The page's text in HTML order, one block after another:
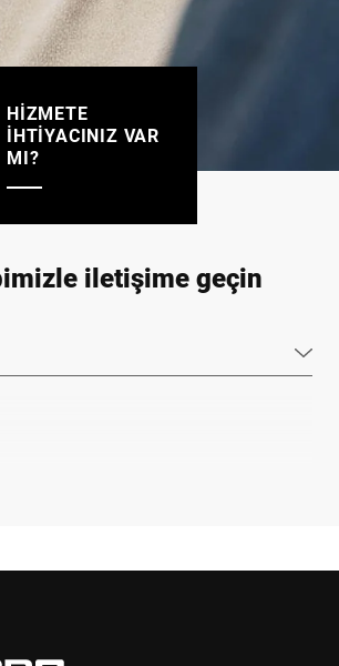
HIZMETE
IHTIYACINIZ VAR
MI?
iletişime geçin